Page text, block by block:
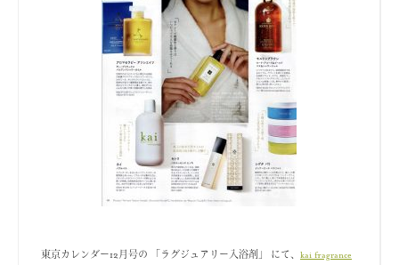
東京カレンダー12月号の 「ラグジュアリー入浴剤」 にて、 kai fragrance